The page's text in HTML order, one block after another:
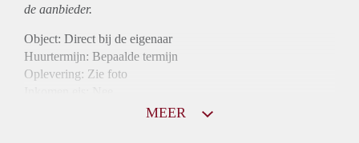
de aanbieder.
Object: Direct bij de eigenaar
Huurtermijn: Bepaalde termijn
Oplevering: Zie foto
MEER